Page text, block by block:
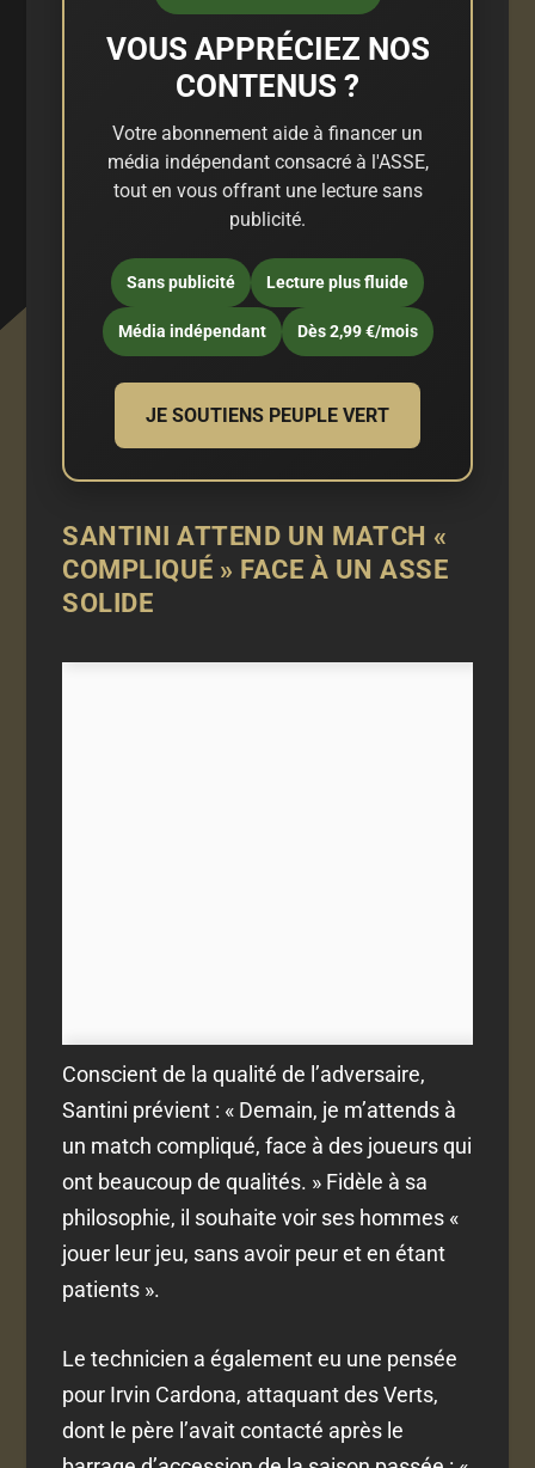
VOUS APPRÉCIEZ NOS
CONTENUS ?
Votre abonnement aide à financer un
média indépendant consacré à l'ASSE,
tout en vous offrant une lecture sans
publicité.
Sans publicité Lecture plus fluide
Média indépendant Dès 2,99 €/mois
JE SOUTIENS PEUPLE VERT
SANTINI ATTEND UN MATCH «
COMPLIQUÉ » FACE À UN ASSE
SOLIDE
Conscient de la qualité de l’adversaire,
Santini prévient : « Demain, je m’attends à
un match compliqué, face à des joueurs qui
ont beaucoup de qualités. » Fidèle à sa
philosophie, il souhaite voir ses hommes «
jouer leur jeu, sans avoir peur et en étant
patients ».
Le technicien a également eu une pensée
pour Irvin Cardona, attaquant des Verts,
dont le père l’avait contacté après le